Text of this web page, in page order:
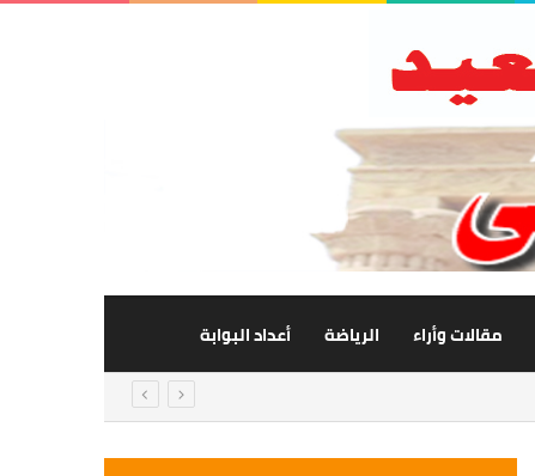
مقالات وأراء الرياضة أعداد البوابة